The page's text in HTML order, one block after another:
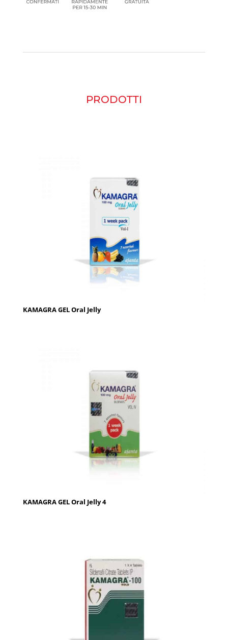
PRODOTTI
KAMAGRA GEL Oral Jelly
KAMAGRA GEL Oral Jelly 4